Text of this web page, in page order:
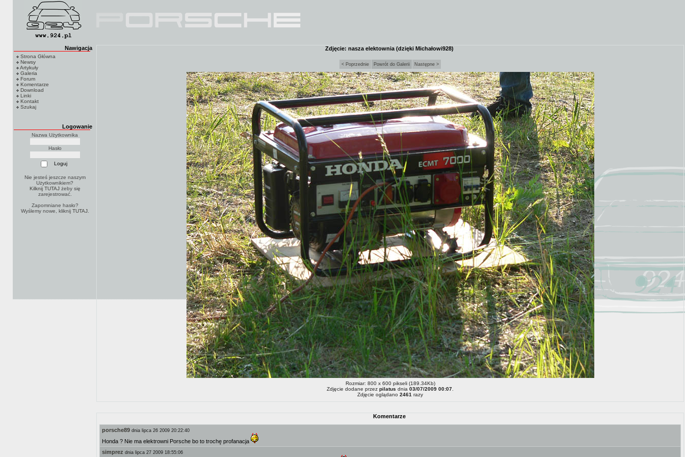
Nawigacja
Strona Główna
Newsy
Artykuły
Galeria
Forum
Komentarze
Download
Linki
Kontakt
Szukaj
Logowanie
Nazwa Użytkownika
Hasło
Nie jesteś jeszcze naszym
Użytkownikiem?
Kilknij TUTAJżeby się
zarejestrować.
Zapomniane hasło?
Wyślemy nowe, kliknij TUTAJ.
Zdjęcie: nasza elektownia (dzięki Michałowi928)
< Poprzednie Powrót do Galerii Następne >
Rozmiar: 800 x 600 pikseli (189.34Kb)
Zdjęcie dodane przez pilatus dnia 03/07/2009 00:07
Zdjęcie oglądano 2461 razy
Komentarze
porsche89 dnia lipca 26 2009 20:22:40
Honda ? Nie ma elektrowni Porsche bo to trochę profanacja
simprez dnia lipca 27 2009 18:55:06